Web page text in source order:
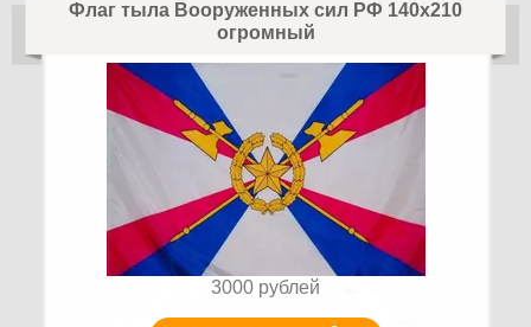
Флаг тыла Вооруженных сил РФ 140х210
огромный
3000 рублей